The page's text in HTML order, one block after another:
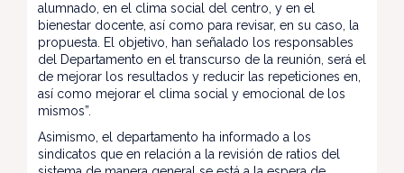
alumnado, en el clima social del centro, y en el
bienestar docente, así como para revisar, en su caso, la
propuesta. El objetivo, han señalado los responsables
del Departamento en el transcurso de la reunión, será el
de mejorar los resultados y reducir las repeticiones en,
así como mejorar el clima social y emocional de los
mismos”.
Asimismo, el departamento ha informado a los
sindicatos que en relación a la revisión de ratios del